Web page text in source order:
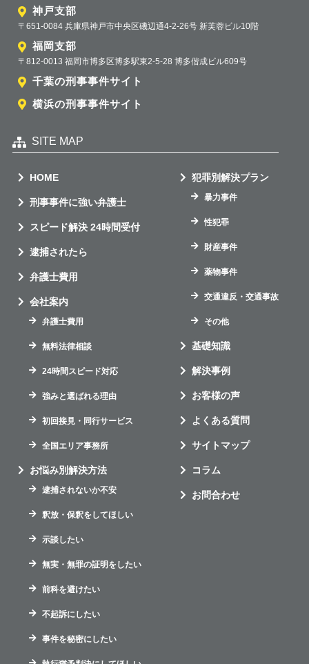
神戸支部
〒651-0084 兵庫県神戸市中央区磯辺通4-2-26号 新芙蓉ビル10階
福岡支部
〒812-0013 福岡市博多区博多駅東2-5-28 博多偕成ビル609号
千葉の刑事事件サイト
横浜の刑事事件サイト
SITE MAP
HOME
刑事事件に強い弁護士
スピード解決 24時間受付
逮捕されたら
弁護士費用
会社案内
弁護士費用
無料法律相談
24時間スピード対応
強みと選ばれる理由
初回接見・同行サービス
全国エリア事務所
お悩み別解決方法
逮捕されないか不安
釈放・保釈をしてほしい
示談したい
無実・無罪の証明をしたい
前科を避けたい
不起訴にしたい
事件を秘密にしたい
犯罪別解決プラン
暴力事件
性犯罪
財産事件
薬物事件
交通違反・交通事故
その他
基礎知識
解決事例
お客様の声
よくある質問
サイトマップ
コラム
お問合わせ